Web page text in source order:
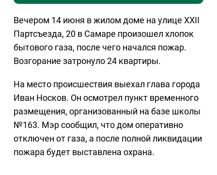
Вечером 14 июня в жилом доме на улице XXII
Партсъезда, 20 в Самаре произошел хлопок
бытового газа, после чего начался пожар.
Возгорание затронуло 24 квартиры.
На место происшествия выехал глава города
Иван Носков. Он осмотрел пункт временного
размещения, организованный на базе школы
№163. Мэр сообщил, что дом оперативно
отключен от газа, а после полной ликвидации
пожара будет выставлена охрана.